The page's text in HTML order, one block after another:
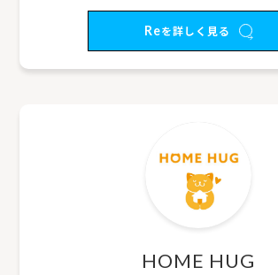
Reを詳しく見る
HOME HUG